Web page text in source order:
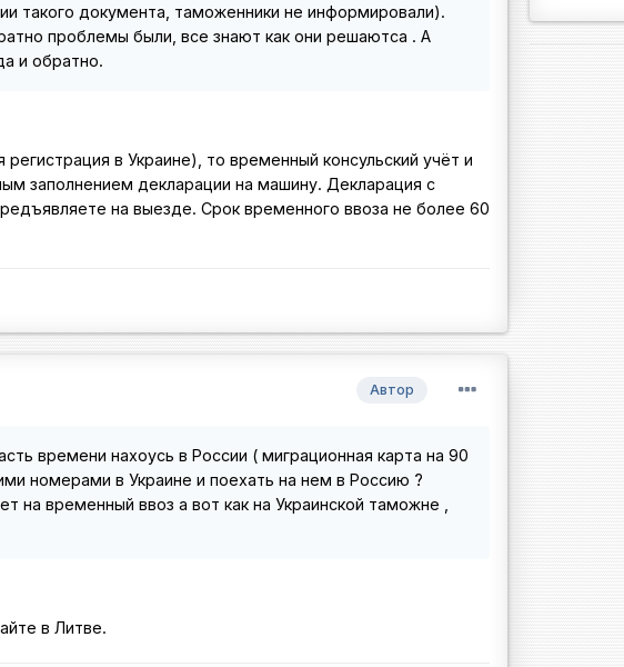
такого документа, таможенники не информировали).
проблемы были, всe знают как они решаютса . А
и обратно.
в Украине), то временный консульский учёт и
заполнением декларации на машину. Декларация с
на выезде. Срок временного ввоза не более 60
Автор
времени нахоусь в России ( миграционная карта на 90
номерами в Украине и поехать на нем в Россию ?
на временный ввоз а вот как на Украинской таможне ,
в Литве.